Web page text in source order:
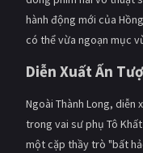
hành động mới của
có thể vừa ngoạn mục
Diễn Xuất Ấn
Ngoài Thành Long, diễn
trong vai sư phụ Tô
một cặp thầy trò "bất